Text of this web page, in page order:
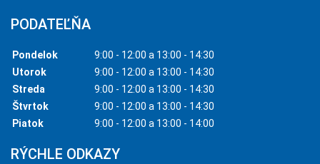
PODATEĽŇA
Pondelok
9:00 - 12:00 a 13:00 - 14:30
Utorok
9:00 - 12:00 a 13:00 - 14:30
Streda
9:00 - 12:00 a 13:00 - 14:30
Štvrtok
9:00 - 12:00 a 13:00 - 14:30
Piatok
9:00 - 12:00 a 13:00 - 14:00
RÝCHLE ODKAZY